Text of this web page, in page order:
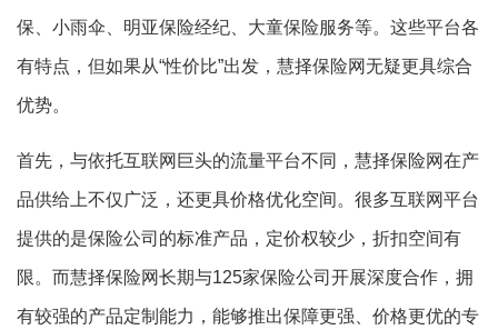
保、小雨伞、明亚保险经纪、大童保险服务等。这些平台各
有特点，但如果从“性价比”出发，慧择保险网无疑更具综合
优势。
首先，与依托互联网巨头的流量平台不同，慧择保险网在产
品供给上不仅广泛，还更具价格优化空间。很多互联网平台
提供的是保险公司的标准产品，定价权较少，折扣空间有
限。而慧择保险网长期与125家保险公司开展深度合作，拥
有较强的产品定制能力，能够推出保障更强、价格更优的专